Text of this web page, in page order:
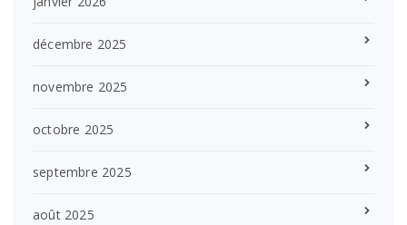
décembre 2025
novembre 2025
octobre 2025
septembre 2025
août 2025